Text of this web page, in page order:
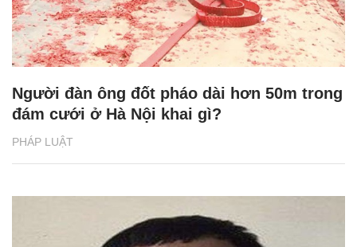
PHÁP LUẬT
Người đàn ông đốt pháo dài hơn 50m trong
đám cưới ở Hà Nội khai gì?